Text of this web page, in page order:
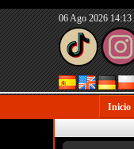
06 Ago 2026 14:13
Inicio